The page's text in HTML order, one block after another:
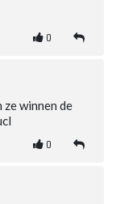
0
winnen de
0